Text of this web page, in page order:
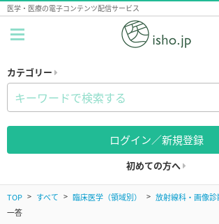
医学・医療の電子コンテンツ配信サービス
カテゴリー
ログイン／新規登録
初めての方へ
TOP すべて 臨床医学（領域別） 放射線科・画像診
一答